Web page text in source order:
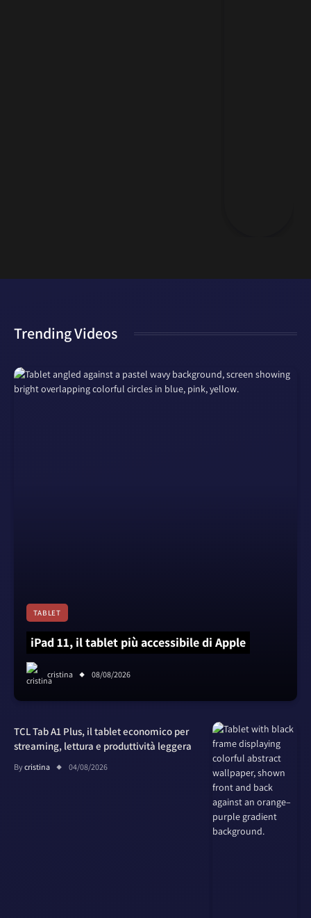
Trending Videos
TABLET
iPad 11, il tablet più accessibile di Apple
cristina 08/08/2026
TCL Tab A1 Plus, il tablet economico per
streaming, lettura e produttività leggera
Bycristina 04/08/2026